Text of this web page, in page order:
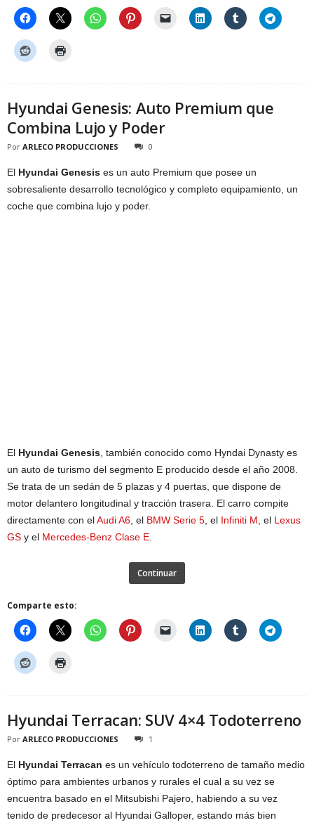
Hyundai Genesis: Auto Premium que
Combina Lujo y Poder
Por ARLECO PRODUCCIONES 0
El Hyundai Genesis es un auto Premium que posee un
sobresaliente desarrollo tecnológico y completo equipamiento, un
coche que combina lujo y poder.
El Hyundai Genesis , también conocido como Hyndai Dynasty es
un auto de turismo del segmento E producido desde el año 2008.
Se trata de un sedán de 5 plazas y 4 puertas, que dispone de
motor delantero longitudinal y tracción trasera. El carro compite
directamente con elAudi A6 , el BMW Serie 5 , el Infiniti M , el Lexus
GS y el Mercedes-Benz Clase E
Continuar
Comparte esto:
Hyundai Terracan: SUV 4×4 Todoterreno
Por ARLECO PRODUCCIONES 1
El Hyundai Terracan es un vehículo todoterreno de tamaño medio
óptimo para ambientes urbanos y rurales el cual a su vez se
encuentra basado en el Mitsubishi Pajero, habiendo a su vez
tenido de predecesor al Hyundai Galloper, estando más bien